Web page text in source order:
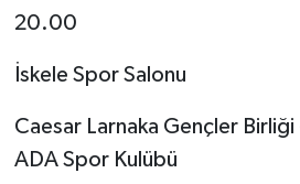
20.00
İskele Spor Salonu
Caesar Larnaka Gençler Birliği
ADA Spor Kulübü